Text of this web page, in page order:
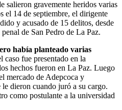
salieron gravemente heridos varias
el 14 de septiembre, el dirigente
y acusado de 15 delitos, desde
de San Pedro de La Paz.
había planteado varias
caso fue presentado en la
hechos fueron en La Paz. Luego
mercado de Adepcoca y
dieron cuando juró a su cargo.
como postulante a la universidad